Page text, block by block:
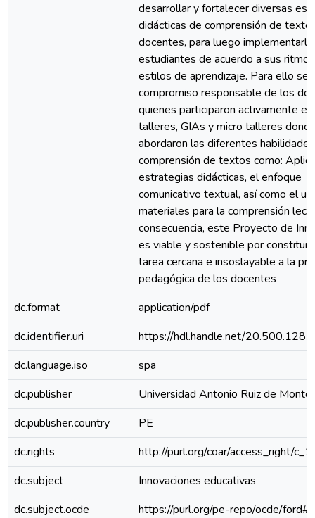
desarrollar y fortalecer diversas
didácticas de comprensión de
docentes, para luego
estudiantes de acuerdo a sus
estilos de aprendizaje. Para ello se
compromiso responsable de los
quienes participaron activamente
talleres, GIAs y micro talleres
abordaron las diferentes
comprensión de textos como:
estrategias didácticas, el enfoque
comunicativo textual, así como el
materiales para la comprensión
consecuencia, este Proyecto de
es viable y sostenible por constituir
tarea cercana e insoslayable a la
pedagógica de los docentes
dc.format
application/pdf
dc.identifier.uri
https://hdl.handle.net/
dc.language.iso
spa
dc.publisher
Universidad Antonio Ruiz de
dc.publisher.country
PE
dc.rights
http://purl.org/coar/access_right/
dc.subject
Innovaciones educativas
dc.subject.ocde
https://purl.org/pe-repo/ocde/